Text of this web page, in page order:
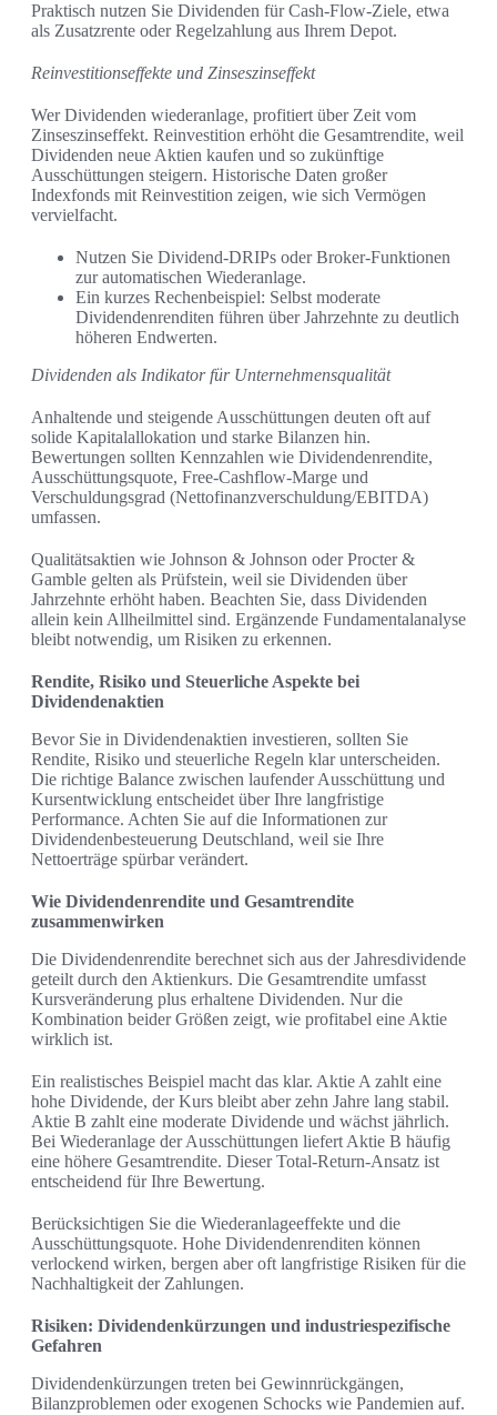
Praktisch nutzen Sie Dividenden für Cash-Flow-Ziele, etwa
als Zusatzrente oder Regelzahlung aus Ihrem Depot.
Reinvestitionseffekte und Zinseszinseffekt
Wer Dividenden wiederanlage, profitiert über Zeit vom
Zinseszinseffekt. Reinvestition erhöht die Gesamtrendite, weil
Dividenden neue Aktien kaufen und so zukünftige
Ausschüttungen steigern. Historische Daten großer
Indexfonds mit Reinvestition zeigen, wie sich Vermögen
vervielfacht.
Nutzen Sie Dividend-DRIPs oder Broker-Funktionen
zur automatischen Wiederanlage.
Ein kurzes Rechenbeispiel: Selbst moderate
Dividendenrenditen führen über Jahrzehnte zu deutlich
höheren Endwerten.
Dividenden als Indikator für Unternehmensqualität
Anhaltende und steigende Ausschüttungen deuten oft auf
solide Kapitalallokation und starke Bilanzen hin.
Bewertungen sollten Kennzahlen wie Dividendenrendite,
Ausschüttungsquote, Free-Cashflow-Marge und
Verschuldungsgrad (Nettofinanzverschuldung/EBITDA)
umfassen.
Qualitätsaktien wie Johnson & Johnson oder Procter &
Gamble gelten als Prüfstein, weil sie Dividenden über
Jahrzehnte erhöht haben. Beachten Sie, dass Dividenden
allein kein Allheilmittel sind. Ergänzende Fundamentalanalyse
bleibt notwendig, um Risiken zu erkennen.
Rendite, Risiko und Steuerliche Aspekte bei
Dividendenaktien
Bevor Sie in Dividendenaktien investieren, sollten Sie
Rendite, Risiko und steuerliche Regeln klar unterscheiden.
Die richtige Balance zwischen laufender Ausschüttung und
Kursentwicklung entscheidet über Ihre langfristige
Performance. Achten Sie auf die Informationen zur
Dividendenbesteuerung Deutschland, weil sie Ihre
Nettoerträge spürbar verändert.
Wie Dividendenrendite und Gesamtrendite
zusammenwirken
Die Dividendenrendite berechnet sich aus der Jahresdividende
geteilt durch den Aktienkurs. Die Gesamtrendite umfasst
Kursveränderung plus erhaltene Dividenden. Nur die
Kombination beider Größen zeigt, wie profitabel eine Aktie
wirklich ist.
Ein realistisches Beispiel macht das klar. Aktie A zahlt eine
hohe Dividende, der Kurs bleibt aber zehn Jahre lang stabil.
Aktie B zahlt eine moderate Dividende und wächst jährlich.
Bei Wiederanlage der Ausschüttungen liefert Aktie B häufig
eine höhere Gesamtrendite. Dieser Total-Return-Ansatz ist
entscheidend für Ihre Bewertung.
Berücksichtigen Sie die Wiederanlageeffekte und die
Ausschüttungsquote. Hohe Dividendenrenditen können
verlockend wirken, bergen aber oft langfristige Risiken für die
Nachhaltigkeit der Zahlungen.
Risiken: Dividendenkürzungen und industriespezifische
Gefahren
Dividendenkürzungen treten bei Gewinnrückgängen,
Bilanzproblemen oder exogenen Schocks wie Pandemien auf.